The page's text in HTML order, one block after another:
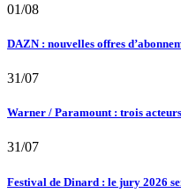
01/08
DAZN : nouvelles offres
31/07
Warner / Paramount : trois
31/07
Festival de Dinard : le jury 2026